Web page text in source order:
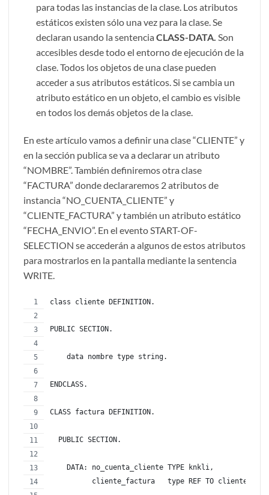
para todas las instancias de la clase. Los atributos
estáticos existen sólo una vez para la clase. Se
declaran usando la sentencia CLASS-DATA. Son
accesibles desde todo el entorno de ejecución de la
clase. Todos los objetos de una clase pueden
acceder a sus atributos estáticos. Si se cambia un
atributo estático en un objeto, el cambio es visible
en todos los demás objetos de la clase.
En este artículo vamos a definir una clase “CLIENTE” y
en la sección publica se va a declarar un atributo
“NOMBRE”. También definiremos otra clase
“FACTURA” donde declararemos 2 atributos de
instancia “NO_CUENTA_CLIENTE” y
“CLIENTE_FACTURA” y también un atributo estático
“FECHA_ENVIO”. En el evento START-OF-
SELECTION se accederán a algunos de estos atributos
para mostrarlos en la pantalla mediante la sentencia
WRITE.
class cliente DEFINITION.
PUBLIC SECTION.
    data nombre type string.
ENDCLASS.
CLASS factura DEFINITION.
  PUBLIC SECTION.
    DATA: no_cuenta_cliente TYPE knkli,
          cliente_factura   type REF TO cliente.